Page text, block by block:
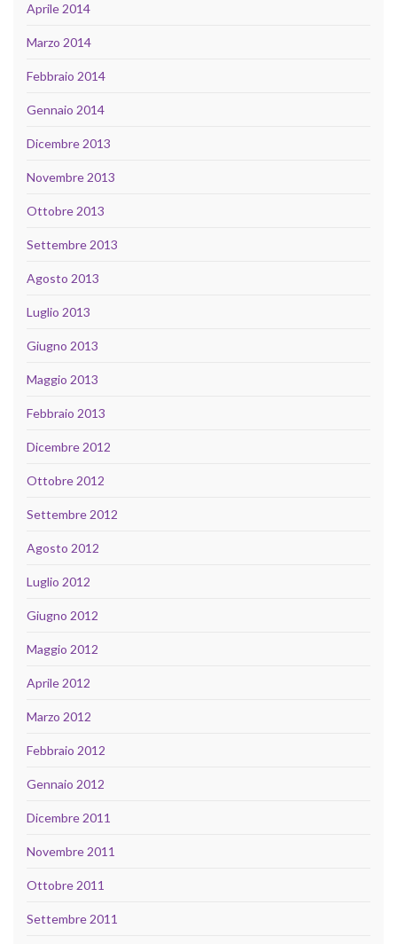
Aprile 2014
Marzo 2014
Febbraio 2014
Gennaio 2014
Dicembre 2013
Novembre 2013
Ottobre 2013
Settembre 2013
Agosto 2013
Luglio 2013
Giugno 2013
Maggio 2013
Febbraio 2013
Dicembre 2012
Ottobre 2012
Settembre 2012
Agosto 2012
Luglio 2012
Giugno 2012
Maggio 2012
Aprile 2012
Marzo 2012
Febbraio 2012
Gennaio 2012
Dicembre 2011
Novembre 2011
Ottobre 2011
Settembre 2011